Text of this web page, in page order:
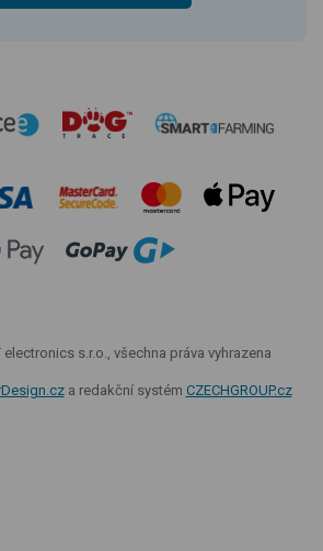
electronics s.r.o., všechna práva vyhrazena
a redakční systém CZECHGROUP.cz